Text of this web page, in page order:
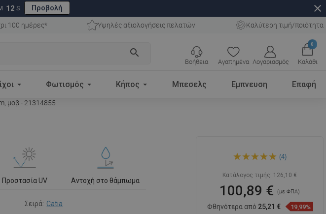
11 S Προβολή close
100 ημέρες* Υψηλές αξιολογήσεις πελατών Καλύτερη τιμή/ποιότητα
search
Αγαπημένα Λογαριασμός
0
Καλάθι
Βοήθεια
Φωτισμός Κήπος Μπεσελς Εμπνευση Επαφή
μοβ - 21314855
Προστασία UV Αντοχή στο θάμπωμα
Σειρά: Catia
νιπτήρας 48 x 37 cm, μοβ -
(4)
Κατάλογος τιμής: 126,10 €
100,89 €(με ΦΠΑ)
Φθηνότερα από 25,21 € 19,99%